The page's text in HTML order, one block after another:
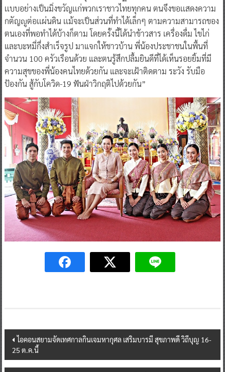
เเบบอย่างเป็นมิ่งขวัญเเก่พวกเราชาวไทยทุกคน ตนจึงขอเเสดงความ
กตัญญูต่อเเผ่นดิน เเม้จะเป็นส่วนที่ทำได้เล็กๆ ตามความสามารถของ
ตนเองที่พอทำได้บ้างก็ตาม โดยครั้งนี้ได้นำข้าวสาร เครื่องดื่ม ไขไก่
และบะหมี่กึ่งสำเร็จรูป มาแจกให้ชาวบ้าน พี่น้องประชาชนในพื้นที่
จำนวน 100 ครัวเรือนด้วย และตนรู้สึกปลื้มยินดีที่ได้เห็นรอยยิ้มที่มี
ความสุขของพี่น้องคนไทยด้วยกัน และจะเฝ้าติดตาม ระวัง รับมือ
ป้องกัน สู้กับโควิด-19 ฟันฝ่าวิกฤติไปด้วยกัน”
Post
navigation
ไอคอนสยามจัดเทศกาลกินเจมหากุศล เสริมบารมี สุขภาพดี วิถีบุญ 16-
25 ต.ค.นี้